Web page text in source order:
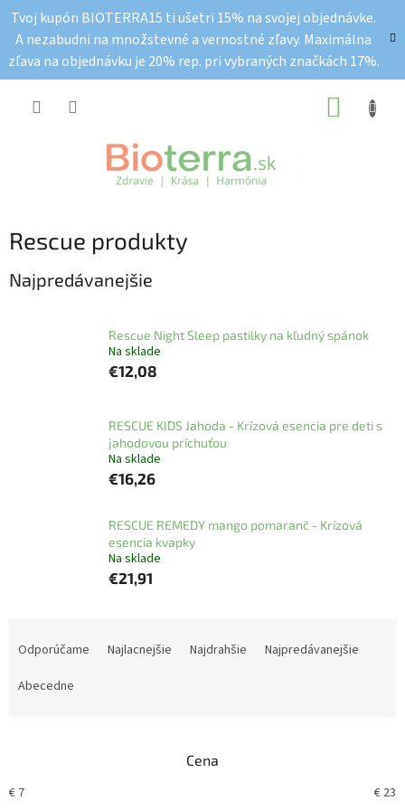
obsah
Tvoj kupón BIOTERRA15 ti ušetri 15% na svojej objednávke.
A nezabudni na množstevné a vernostné zľavy. Maximálna
zľava na objednávku je 20% rep. pri vybraných značkách 17%.
Rescue produkty
Najpredávanejšie
Rescue Night Sleep pastilky na kľudný spánok
Na sklade
€12,08
RESCUE KIDS Jahoda - Krízová esencia pre deti s
jahodovou príchuťou
Na sklade
€16,26
RESCUE REMEDY mango pomaranč - Krízová
esencia kvapky
Na sklade
€21,91
r
Odporúčame Najlacnejšie Najdrahšie
Najpredávanejšie
Abecedne
Cena
€ 7 € 23